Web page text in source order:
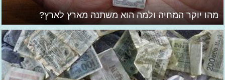
מהו יוקר המחיה ולמה הוא משתנה מארץ לארץ?